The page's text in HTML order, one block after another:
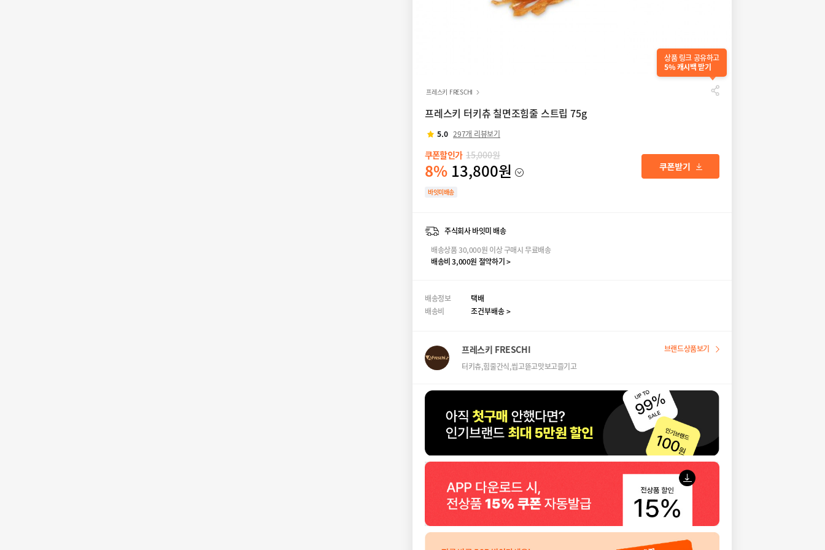
상품 링크 공유하고
5% 캐시백 받기
프레스키 FRESCHI
프레스키 터키츄 칠면조힘줄 스트립 75g
5.0 297개 리뷰보기
쿠폰할인가 15,000원
8% 13,800원
바잇미배송
주식회사 바잇미 배송
배송상품 30,000원 이상 구매시 무료배송
배송비 3,000원 절약하기 >
배송정보
택배
배송비
조건부배송 >
프레스키 FRESCHI
터키츄,힘줄간식,씹고뜯고맛보고즐기고
브랜드상품보기